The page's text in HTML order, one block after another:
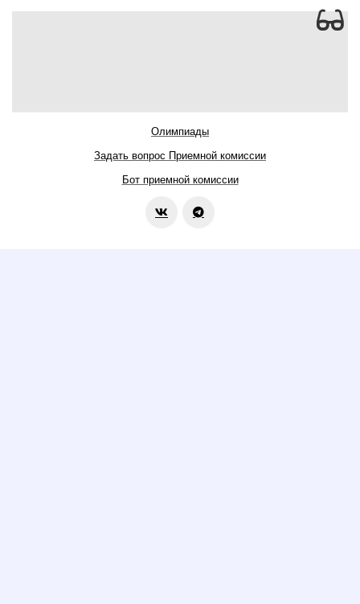
Олимпиады
Задать вопрос Приемной комиссии
Бот приемной комиссии